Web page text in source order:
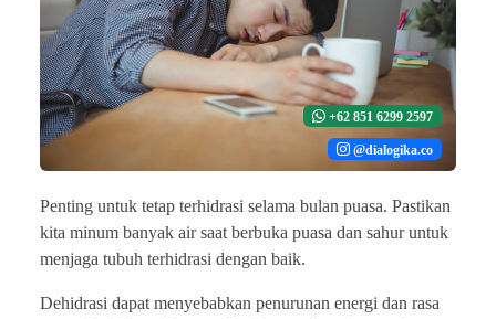
+62 851 6299 2597
@dialogika.co
Penting untuk tetap terhidrasi selama bulan puasa. Pastikan
kita minum banyak air saat berbuka puasa dan sahur untuk
menjaga tubuh terhidrasi dengan baik.
Dehidrasi dapat menyebabkan penurunan energi dan rasa